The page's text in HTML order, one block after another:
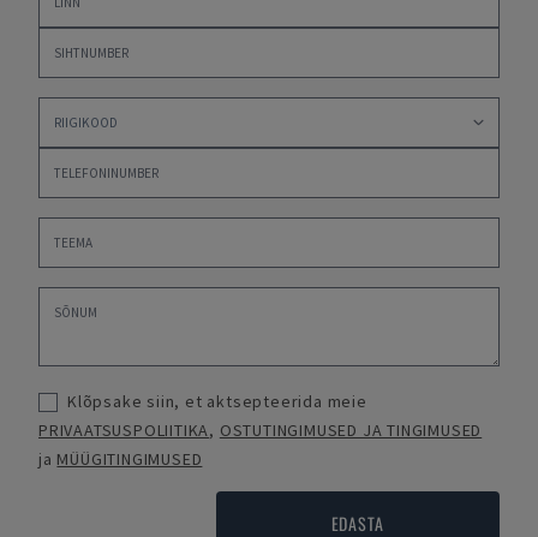
Klõpsake siin, et aktsepteerida meie
PRIVAATSUSPOLIITIKA, OSTUTINGIMUSED JA TINGIMUSED
ja MÜÜGITINGIMUSED
EDASTA